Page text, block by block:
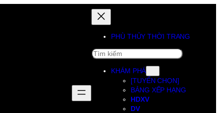
PHÙ THỦY THỜI TRANG
SEARCH
KHÁM PHÁ
[TUYỂN CHỌN]
BẢNG XẾP HẠNG
HDXV
DV